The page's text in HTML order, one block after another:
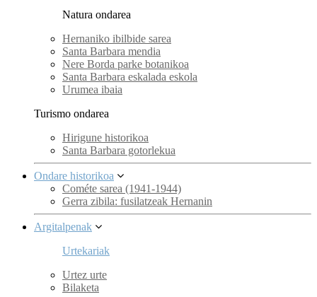
Natura ondarea
Hernaniko ibilbide sarea
Santa Barbara mendia
Nere Borda parke botanikoa
Santa Barbara eskalada eskola
Urumea ibaia
Turismo ondarea
Hirigune historikoa
Santa Barbara gotorlekua
Ondare historikoa
Cométe sarea (1941-1944)
Gerra zibila: fusilatzeak Hernanin
Argitalpenak
Urtekariak
Urtez urte
Bilaketa